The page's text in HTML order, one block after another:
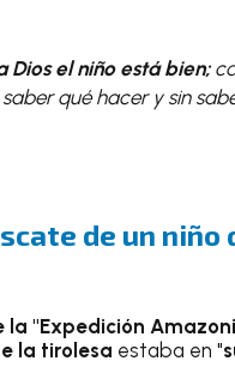
Dios el niño está bien;
qué hacer y sin
de un niño
la "Expedición
la tirolesa estaba en "